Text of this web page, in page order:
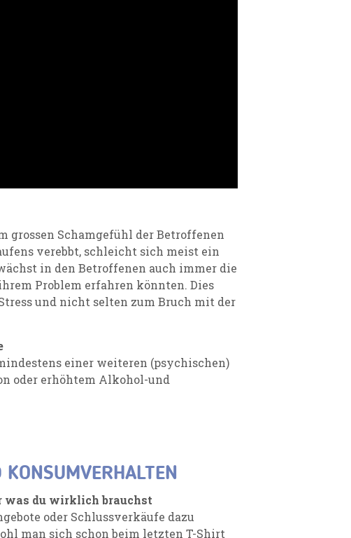
grossen Schamgefühl der Betroffenen
verebbt, schleicht sich meist ein
in den Betroffenen auch immer die
Problem erfahren könnten. Dies
und nicht selten zum Bruch mit der
einer weiteren (psychischen)
oder erhöhtem Alkohol-und
was du wirklich brauchst
oder Schlussverkäufe dazu
man sich schon beim letzten T-Shirt